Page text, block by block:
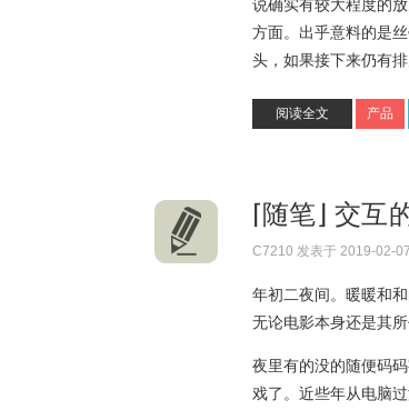
说确实有较大程度的
方面。出乎意料的是
头，如果接下来仍有排
阅读全文 产品
⌈随笔⌋ 交互
C7210 发表于 2019-02-
年初二夜间。暖暖和
无论电影本身还是其
夜里有的没的随便码
戏了。近些年从电脑